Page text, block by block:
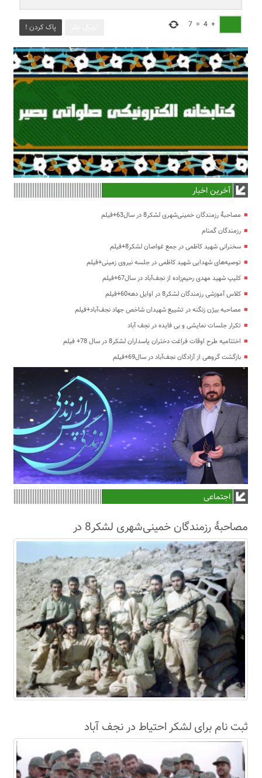
پاک کردن ! +
4
=
7
آخرین اخبار
مصاحبۀ رزمندگان خمینی‌شهری لشکر8 در سال63+فیلم
رزمندگان گمنام
سخنرانی شهید کاظمی در جمع غواصان لشکر8+فیلم
توصیه‌های شهدایی شهید کاظمی در جلسه نیروی زمینی+فیلم
کلیپ شهید مهدی رحیم‌زاده از نجف‌آباد در سال67+فیلم
کلاس آموزشی رزمندگان لشکر8 در اوایل دهه60+فیلم
مصاحبه بیژن زنگنه در تشییع شهیدان شاخص جهاد نجف‌آباد+فیلم
تکرار جلسات نمایشی و بی فایده در نجف آباد
اختتامیه طرح اوقات فراغت دختران پاسداران لشکر8 در سال 78+ فیلم
بازگشت گروهی از آزادگان نجف‌آباد در سال69+فیلم
اجتماعی
مصاحبۀ رزمندگان خمینی‌شهری لشکر8 در
سال63+فیلم
ثبت نام برای لشکر احتیاط در نجف آباد